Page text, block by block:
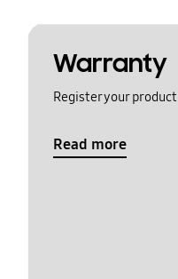
Warranty
Register your
Read more